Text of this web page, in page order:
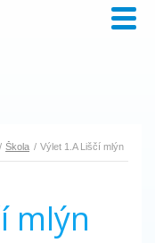
Škola Výlet 1.A Liščí mlýn
mlýn